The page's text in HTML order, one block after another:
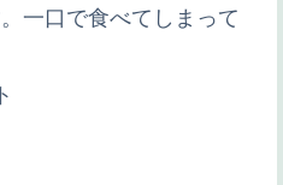
一口で食べてしまって